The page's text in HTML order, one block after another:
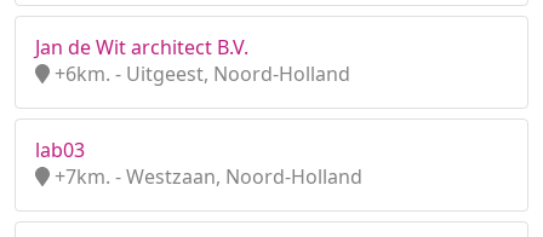
Jan de Wit architect B.V.
+6km. - Uitgeest, Noord-Holland
lab03
+7km. - Westzaan, Noord-Holland